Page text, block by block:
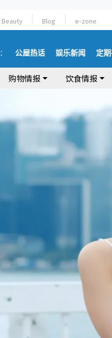
Beauty Blog e-zone
公屋热话 娱乐新闻 定
购物情报 饮食情报